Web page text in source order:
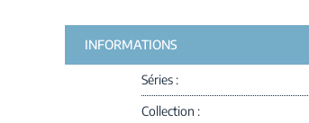
INFORMATIONS
Séries
Collection